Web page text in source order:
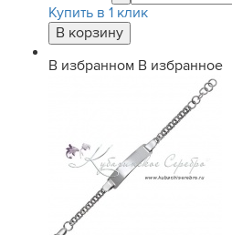
Купить в 1 клик
В избранном В избранное